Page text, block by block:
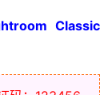
Classic